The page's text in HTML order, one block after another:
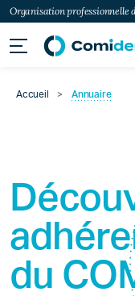
Organisation professionnelle
Accueil > Annuaire
du